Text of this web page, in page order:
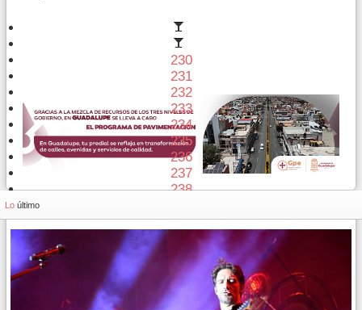
230
231
232
233
234
235
236
237
238
Lo último